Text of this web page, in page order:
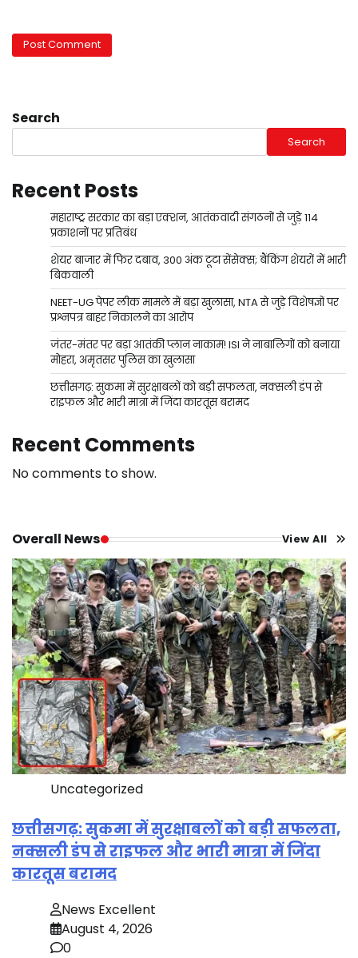
Search
Search
Recent Posts
महाराष्ट्र सरकार का बड़ा एक्शन, आतंकवादी संगठनों से जुड़े 114
प्रकाशनों पर प्रतिबंध
शेयर बाजार में फिर दबाव, 300 अंक टूटा सेंसेक्स; बैंकिंग शेयरों में भारी
बिकवाली
NEET-UG पेपर लीक मामले में बड़ा खुलासा, NTA से जुड़े विशेषज्ञों पर
प्रश्नपत्र बाहर निकालने का आरोप
जंतर-मंतर पर बड़ा आतंकी प्लान नाकाम! ISI ने नाबालिगों को बनाया
मोहरा, अमृतसर पुलिस का खुलासा
छत्तीसगढ़: सुकमा में सुरक्षाबलों को बड़ी सफलता, नक्सली डंप से
राइफल और भारी मात्रा में जिंदा कारतूस बरामद
Recent Comments
No comments to show.
Overall News View All
Uncategorized
छत्तीसगढ़: सुकमा में सुरक्षाबलों को बड़ी सफलता,
नक्सली डंप से राइफल और भारी मात्रा में जिंदा
कारतूस बरामद
News Excellent
August 4, 2026
0